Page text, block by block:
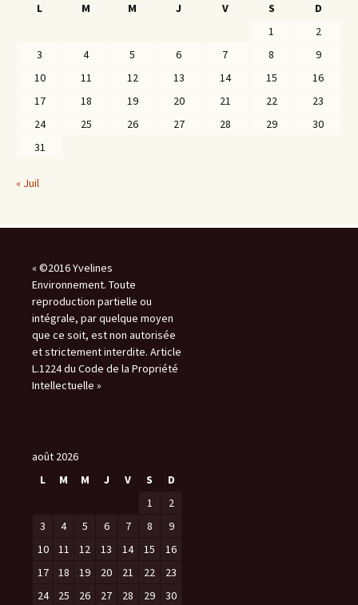
L
M M J V S
D
1
2
3
4 5 6 7 8
9
10
11 12 13 14 15
16
17
18 19 20 21 22
23
24
25 26 27 28 29
30
31
« Juil
« ©2016 Yvelines
Environnement. Toute
reproduction partielle ou
intégrale, par quelque moyen
que ce soit, est non autorisée
et strictement interdite. Article
L.1224 du Code de la Propriété
Intellectuelle »
août 2026
L
M M J V S
D
1
2
3
4 5 6 7 8
9
10
11 12 13 14 15
16
17
18 19 20 21 22
23
24
25 26 27 28 29
30